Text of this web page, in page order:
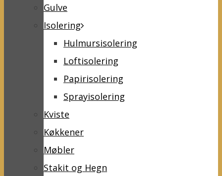
Gulve
Isolering
Hulmursisolering
Loftisolering
Papirisolering
Sprayisolering
Kviste
Køkkener
Møbler
Stakit og Hegn